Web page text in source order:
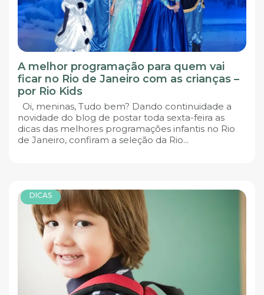
A melhor programação para quem vai
ficar no Rio de Janeiro com as crianças –
por Rio Kids
Oi, meninas, Tudo bem? Dando continuidade a
novidade do blog de postar toda sexta-feira as
dicas das melhores programações infantis no Rio
de Janeiro, confiram a seleção da Rio...
DICAS